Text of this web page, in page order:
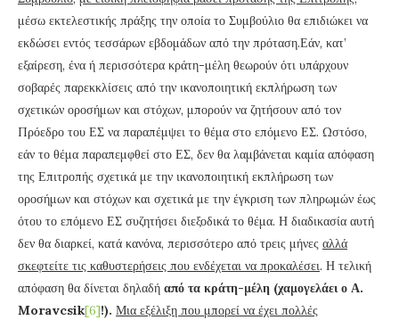
μέσω εκτελεστικής πράξης την οποία το Συμβούλιο θα επιδιώκει να
εκδώσει εντός τεσσάρων εβδομάδων από την πρόταση.Εάν, κατ’
εξαίρεση, ένα ή περισσότερα κράτη-μέλη θεωρούν ότι υπάρχουν
σοβαρές παρεκκλίσεις από την ικανοποιητική εκπλήρωση των
σχετικών οροσήμων και στόχων, μπορούν να ζητήσουν από τον
Πρόεδρο του ΕΣ να παραπέμψει το θέμα στο επόμενο ΕΣ. Ωστόσο,
εάν το θέμα παραπεμφθεί στο ΕΣ, δεν θα λαμβάνεται καμία απόφαση
της Επιτροπής σχετικά με την ικανοποιητική εκπλήρωση των
οροσήμων και στόχων και σχετικά με την έγκριση των πληρωμών έως
ότου το επόμενο ΕΣ συζητήσει διεξοδικά το θέμα. Η διαδικασία αυτή
δεν θα διαρκεί, κατά κανόνα, περισσότερο από τρεις μήνες αλλά
σκεφτείτε τις καθυστερήσεις που ενδέχεται να προκαλέσει. Η τελική
απόφαση θα δίνεται δηλαδή από τα κράτη-μέλη (χαμογελάει ο Α.
Moravcsik[6]!). Μια εξέλιξη που μπορεί να έχει πολλές